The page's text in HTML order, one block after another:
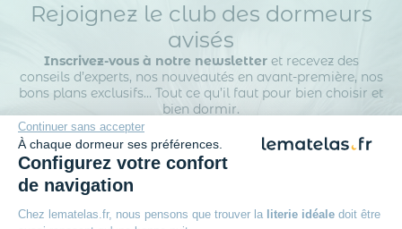
Continuer sans accepter
À chaque dormeur ses préférences.
Configurez votre confort
de navigation
Chez lematelas.fr, nous pensons que trouver la literie idéale doit être
Rejoignez le club des dormeurs
avisés
Inscrivez-vous à notre newsletteret recevez des
conseils d’experts, nos nouveautés en avant-première, nos
bons plans exclusifs… Tout ce qu’il faut pour bien choisir et
bien dormir.